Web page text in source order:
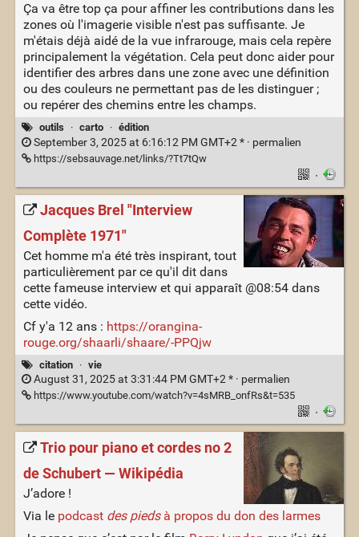
Ça va être top ça pour affiner les contributions dans les
zones où l'imagerie visible n'est pas suffisante. Je
m'étais déjà aidé de la vue infrarouge, mais cela repère
principalement la végétation. Cela peut donc aider pour
identifier des arbres dans une zone avec une définition
ou des couleurs ne permettant pas de les distinguer ;
ou repérer des chemins entre les champs.
outils · carto · édition
September 3, 2025 at 6:16:12 PM GMT+2 * · permalien
https://sebsauvage.net/links/?Tt7tQw
·
Jacques Brel "Interview
Complète 1971"
Cet homme m'a été très inspirant, tout
particulièrement par ce qu'il dit dans
cette fameuse interview et qui apparaît @08:54 dans
cette vidéo.
Cf y'a 12 ans : https://orangina-
rouge.org/shaarli/shaare/-PPQjw
citation · vie
August 31, 2025 at 3:31:44 PM GMT+2 * · permalien
https://www.youtube.com/watch?v=4sMRB_onfRs&t=535
·
Trio pour piano et cordes no 2
de Schubert — Wikipédia
J’adore !
Via le podcast des piedsà propos du don des larmes